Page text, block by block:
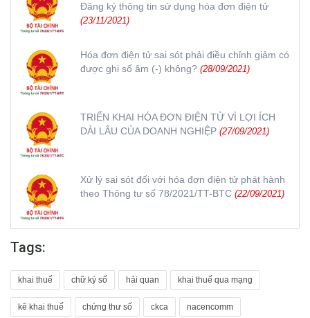
Đăng ký thông tin sử dụng hóa đơn điện tử
(23/11/2021)
Hóa đơn điện tử sai sót phải điều chỉnh giảm có
được ghi số âm (-) không? (28/09/2021)
TRIỂN KHAI HÓA ĐƠN ĐIỆN TỬ VÌ LỢI ÍCH
DÀI LÂU CỦA DOANH NGHIỆP (27/09/2021)
Xử lý sai sót đối với hóa đơn điện tử phát hành
theo Thông tư số 78/2021/TT-BTC (22/09/2021)
Tags:
khai thuế chữ ký số hải quan khai thuế qua mạng
kê khai thuế chứng thư số ckca nacencomm